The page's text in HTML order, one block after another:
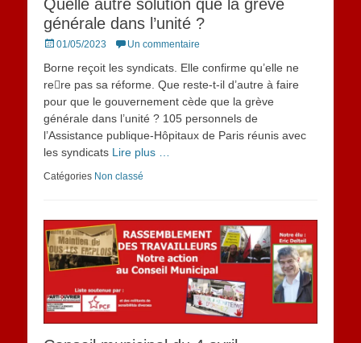
Quelle autre solution que la grève
générale dans l’unité ?
Posted
01/05/2023 Un commentaire
Borne reçoit les syndicats. Elle confirme qu’elle ne
re􀆟re pas sa réforme. Que reste-t-il d’autre à faire
pour que le gouvernement cède que la grève
générale dans l’unité ? 105 personnels de
l’Assistance publique-Hôpitaux de Paris réunis avec
les syndicats Lire plus …
Catégories Non classé